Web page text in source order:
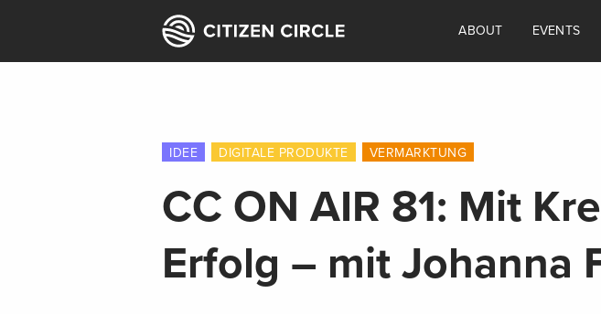
ABOUT EVENTS
IDEE DIGITALE PRODUKTE VERMARKTUNG
CC ON AIR 81: Mit
Erfolg – mit Johanna